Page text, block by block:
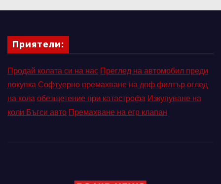
Приятели:
Продай колата си на нас Преглед на автомобил преди
покупкаСофтуерно премахване на дпф филтъроглед
на колаобезщетение при катастрофа Изкупуване на
коли Бъгси авто Премахване на егр клапан